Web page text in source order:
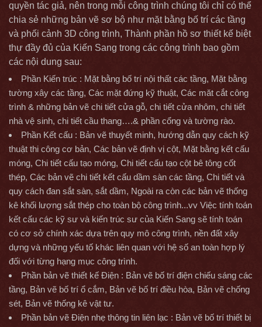
quyền tác giả, nên trong mỗi công trình chúng tôi chỉ có thể
chia sẻ những bản vẽ sơ bộ như mặt bằng bố trí các tầng
và phối cảnh 3D công trình, Thành phần hồ sơ thiết kế biệt
thự đầy đủ của Kiến Sang trong các công trình bao gồm
các nội dung sau:
Phần Kiến trúc : Mặt bằng bố trí nội thất các tầng, Mặt bằng
tường xây các tầng, Các mặt đứng kỹ thuật, Các măt cắt công
trình & những bản vẽ chi tiết cửa gỗ, chi tiết cửa nhôm, chi tiết
nhà vệ sinh, chi tiết cầu thang….& phần cổng và tường rào.
Phần Kết cấu : Bản vẽ thuyết minh, hướng dẫn quy cách kỹ
thuật thi công cơ bản, Các bản vẽ định vị cột, Mặt bằng kết cấu
móng, Chi tiết cấu tạo móng, Chi tiết cấu tạo cột bê tông cốt
thép, Các bản vẽ chi tiết kết cấu dầm sàn các tầng, Chi tiết và
quy cách đan sắt sàn, sắt dầm, Ngoài ra còn các bản vẽ thống
kê khối lượng sắt thép cho toàn bộ công trình...vv Việc tính toán
kết cấu các kỹ sư và kiến trúc sư của Kiến Sang sẽ tính toán
có cơ sở chính xác dựa trên quy mô công trình, nền đất xây
dựng và những yếu tố khác liên quan với hệ số an toàn hợp lý
đối với từng hạng mục công trình.
Phần bản vẽ thiết kế Điện : Bản vẽ bố trí điện chiếu sáng các
tầng, Bản vẽ bố trí ổ cắm, Bản vẽ bố trí điều hòa, Bản vẽ chống
sét, Bản vẽ thống kê vật tư.
Phần bản vẽ Điện nhẹ thông tin liên lạc : Bản vẽ bố trí thiết bị